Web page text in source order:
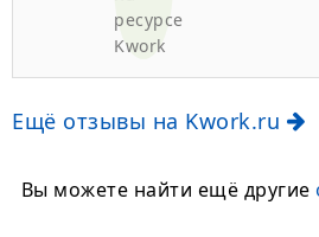
Ещё отзывы на Kwork.ru
Вы можете найти ещё другие